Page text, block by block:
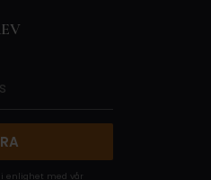
enlighet med vår